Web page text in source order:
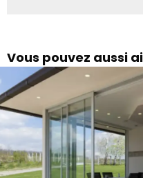
Vous pouvez aussi